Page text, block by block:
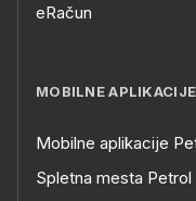
eRačun
MOBILNE
Mobilne aplikacije
Spletna mesta Petrol